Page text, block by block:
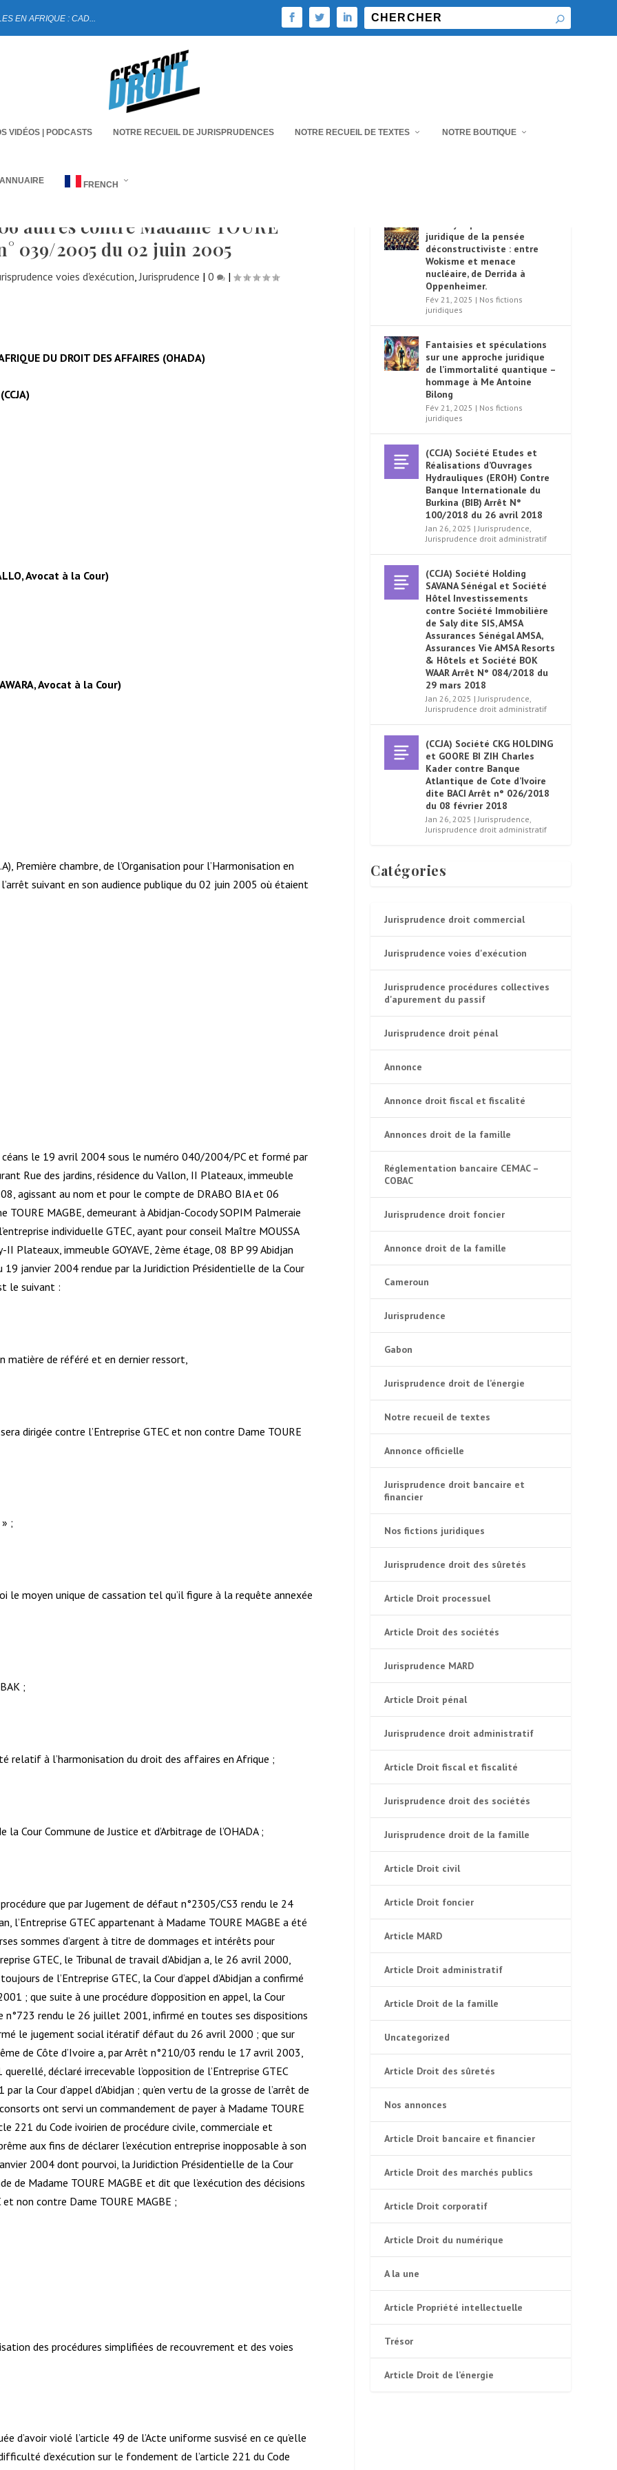
EN AFRIQUE : CAD...
VIDÉOS | PODCASTS NOTRE RECUEIL DE JURISPRUDENCES NOTRE RECUEIL DE TEXTES NOTRE BOUTIQUE
FRENCH
autres contre Madame TOURE
039/2005 du 02 juin 2005
voies d'exécution,Jurisprudence |0 |
DU DROIT DES AFFAIRES (OHADA)
Avocat à la Cour)
Avocat à la Cour)
Première chambre, de l’Organisation pour l’Harmonisation en
suivant en son audience publique du 02 juin 2005 où étaient
le 19 avril 2004 sous le numéro 040/2004/PC et formé par
Rue des jardins, résidence du Vallon, II Plateaux, immeuble
agissant au nom et pour le compte de DRABO BIA et 06
MAGBE, demeurant à Abidjan-Cocody SOPIM Palmeraie
individuelle GTEC, ayant pour conseil Maître MOUSSA
II Plateaux, immeuble GOYAVE, 2ème étage, 08 BP 99 Abidjan
janvier 2004 rendue par la Juridiction Présidentielle de la Cour
le suivant :
de référé et en dernier ressort,
dirigée contre l’Entreprise GTEC et non contre Dame TOURE
;
le moyen unique de cassation tel qu’il figure à la requête annexée
;
relatif à l’harmonisation du droit des affaires en Afrique ;
Cour Commune de Justice et d’Arbitrage de l’OHADA ;
que par Jugement de défaut n°2305/CS3 rendu le 24
l’Entreprise GTEC appartenant à Madame TOURE MAGBE a été
sommes d’argent à titre de dommages et intérêts pour
GTEC, le Tribunal de travail d’Abidjan a, le 26 avril 2000,
de l’Entreprise GTEC, la Cour d’appel d’Abidjan a confirmé
; que suite à une procédure d’opposition en appel, la Cour
n°723 rendu le 26 juillet 2001, infirmé en toutes ses dispositions
le jugement social itératif défaut du 26 avril 2000 ; que sur
de Côte d’Ivoire a, par Arrêt n°210/03 rendu le 17 avril 2003,
déclaré irrecevable l’opposition de l’Entreprise GTEC
la Cour d’appel d’Abidjan ; qu’en vertu de la grosse de l’arrêt de
ont servi un commandement de payer à Madame TOURE
221 du Code ivoirien de procédure civile, commerciale et
aux fins de déclarer l’exécution entreprise inopposable à son
2004 dont pourvoi, la Juridiction Présidentielle de la Cour
de Madame TOURE MAGBE et dit que l’exécution des décisions
non contre Dame TOURE MAGBE ;
des procédures simplifiées de recouvrement et des voies
d’avoir violé l’article 49 de l’Acte uniforme susvisé en ce qu’elle
d’exécution sur le fondement de l’article 221 du Code
juridique de la pensée
déconstructiviste : entre
Wokisme et menace
nucléaire, de Derrida à
Oppenheimer.
Fév 21, 2025 | Nos fictions
juridiques
Fantaisies et spéculations
sur une approche juridique
de l’immortalité quantique –
hommage à Me Antoine
Bilong
Fév 21, 2025 | Nos fictions
juridiques
(CCJA) Société Etudes et
Réalisations d’Ouvrages
Hydrauliques (EROH) Contre
Banque Internationale du
Burkina (BIB) Arrêt N°
100/2018 du 26 avril 2018
Jan 26, 2025 |Jurisprudence,
Jurisprudence droit administratif
(CCJA) Société Holding
SAVANA Sénégal et Société
Hôtel Investissements
contre Société Immobilière
de Saly dite SIS, AMSA
Assurances Sénégal AMSA,
Assurances Vie AMSA Resorts
& Hôtels et Société BOK
WAAR Arrêt N° 084/2018 du
29 mars 2018
Jan 26, 2025 |Jurisprudence,
Jurisprudence droit administratif
(CCJA) Société CKG HOLDING
et GOORE BI ZIH Charles
Kader contre Banque
Atlantique de Cote d’Ivoire
dite BACI Arrêt n° 026/2018
du 08 février 2018
Jan 26, 2025 |Jurisprudence,
Jurisprudence droit administratif
Catégories
Jurisprudence droit commercial
Jurisprudence voies d'exécution
Jurisprudence procédures collectives
d'apurement du passif
Jurisprudence droit pénal
Annonce
Annonce droit fiscal et fiscalité
Annonces droit de la famille
Réglementation bancaire CEMAC –
COBAC
Jurisprudence droit foncier
Annonce droit de la famille
Cameroun
Jurisprudence
Gabon
Jurisprudence droit de l’énergie
Notre recueil de textes
Annonce officielle
Jurisprudence droit bancaire et
financier
Nos fictions juridiques
Jurisprudence droit des sûretés
Article Droit processuel
Article Droit des sociétés
Jurisprudence MARD
Article Droit pénal
Jurisprudence droit administratif
Article Droit fiscal et fiscalité
Jurisprudence droit des sociétés
Jurisprudence droit de la famille
Article Droit civil
Article Droit foncier
Article MARD
Article Droit administratif
Article Droit de la famille
Uncategorized
Article Droit des sûretés
Nos annonces
Article Droit bancaire et financier
Article Droit des marchés publics
Article Droit corporatif
Article Droit du numérique
A la une
Article Propriété intellectuelle
Trésor
Article Droit de l’énergie